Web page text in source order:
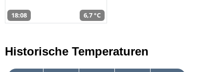
18:08 6,7 °C
Historische Temperaturen